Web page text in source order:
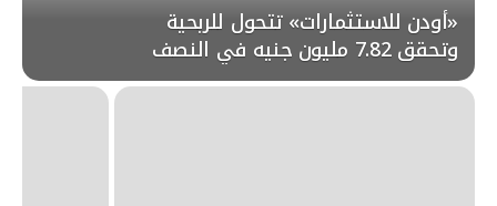
«أودن للاستثمارات» تتحول للربحية
وتحقق 7.82 مليون جنيه في النصف
الأول